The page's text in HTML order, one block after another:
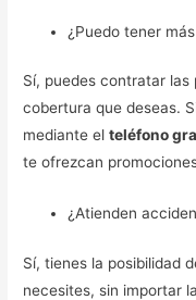
¿Puedo tener
Sí, puedes contratar las
cobertura que deseas.
mediante elteléfono
te ofrezcan
¿Atienden
Sí, tienes la posibilidad
necesites, sin importar